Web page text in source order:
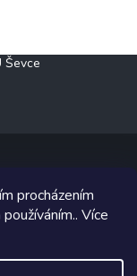
procházením
Více
Ševce
práva vyhrazena.